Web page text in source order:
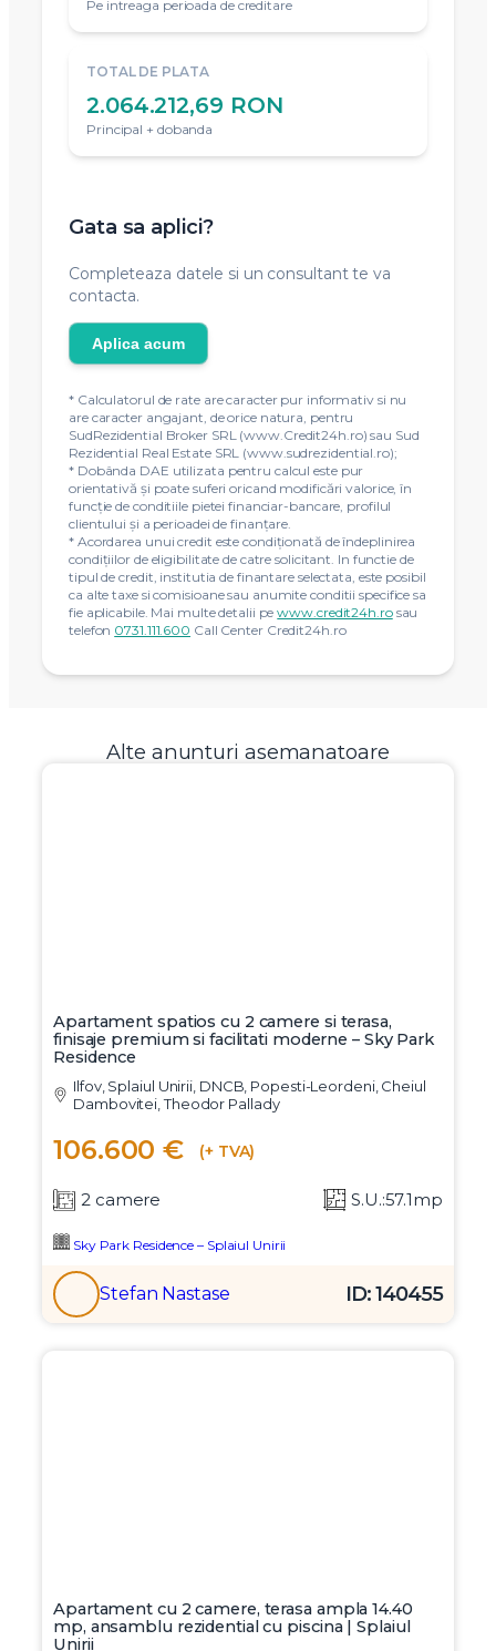
Pe intreaga perioada de creditare
TOTAL DE PLATA
2.064.212,69 RON
Principal + dobanda
Gata sa aplici?
Completeaza datele si un consultant te va
contacta.
Aplica acum
* Calculatorul de rate are caracter pur informativ si nu
are caracter angajant, de orice natura, pentru
SudRezidential Broker SRL (www.Credit24h.ro) sau Sud
Rezidential Real Estate SRL (www.sudrezidential.ro);
* Dobânda DAE utilizata pentru calcul este pur
orientativă și poate suferi oricand modificări valorice, în
funcție de conditiile pietei financiar-bancare, profilul
clientului și a perioadei de finanțare.
* Acordarea unui credit este condiţionată de îndeplinirea
condiţiilor de eligibilitate de catre solicitant. In functie de
tipul de credit, institutia de finantare selectata, este posibil
ca alte taxe si comisioane sau anumite conditii specifice sa
fie aplicabile. Mai multe detalii pewww.credit24h.rosau
telefon 0731.111.600 Call Center Credit24h.ro
Alte anunturi asemanatoare
Apartament spatios cu 2 camere si terasa,
finisaje premium si facilitati moderne – Sky Park
Residence
Ilfov, Splaiul Unirii, DNCB, Popesti-Leordeni, Cheiul
Dambovitei, Theodor Pallady
106.600 € (+ TVA)
2 camere S.U.:57.1mp
Sky Park Residence – Splaiul Unirii
Stefan Nastase ID: 140455
Apartament cu 2 camere, terasa ampla 14.40
mp, ansamblu rezidential cu piscina | Splaiul
Unirii